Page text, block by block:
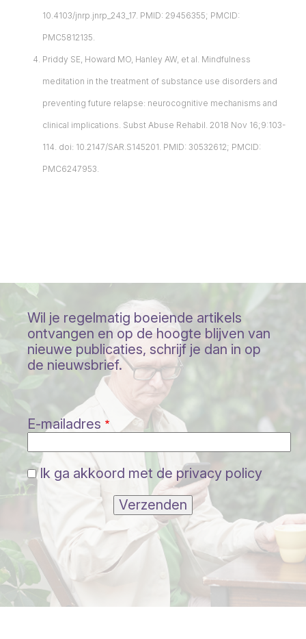
10.4103/jnrp.jnrp_243_17. PMID: 29456355; PMCID:
PMC5812135.
Priddy SE, Howard MO, Hanley AW, et al. Mindfulness
meditation in the treatment of substance use disorders and
preventing future relapse: neurocognitive mechanisms and
clinical implications. Subst Abuse Rehabil. 2018 Nov 16;9:103-
114. doi: 10.2147/SAR.S145201. PMID: 30532612; PMCID:
PMC6247953.
Wil je regelmatig boeiende artikels
ontvangen en op de hoogte blijven van
nieuwe publicaties, schrijf je dan in op
de nieuwsbrief.
E-mailadres
Ik ga akkoord met de privacy policy
Verzenden